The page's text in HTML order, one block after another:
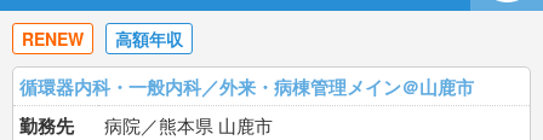
RENEW 高額年収
循環器内科・一般内科／外来・病棟管理メイン＠山鹿市
勤務先
病院／熊本県 山鹿市